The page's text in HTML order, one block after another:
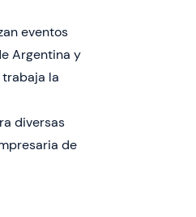
eventos
Argentina y
la
diversas
de